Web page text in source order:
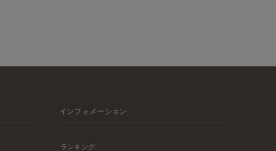
インフォメーション
ランキング